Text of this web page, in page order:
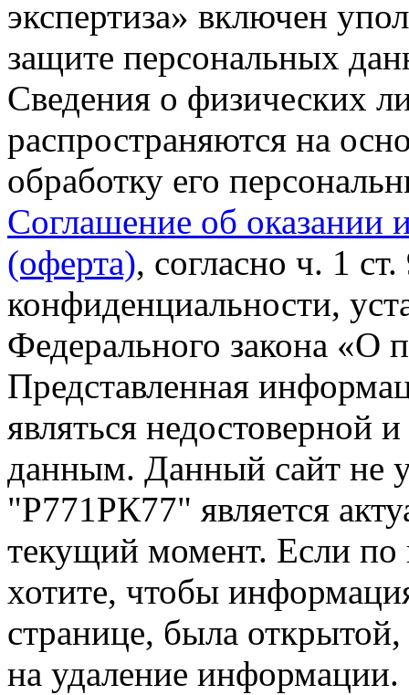
экспертиза» включен
защите персональных
Сведения о физических
распространяются на
обработку его
Соглашение об оказании
(оферта), согласно ч. 1
конфиденциальности,
Федерального закона «О
Представленная
являться недостоверной
данным. Данный сайт не
"Р771РК77" является
текущий момент. Если
хотите, чтобы
странице, была открытой,
на удаление информации.